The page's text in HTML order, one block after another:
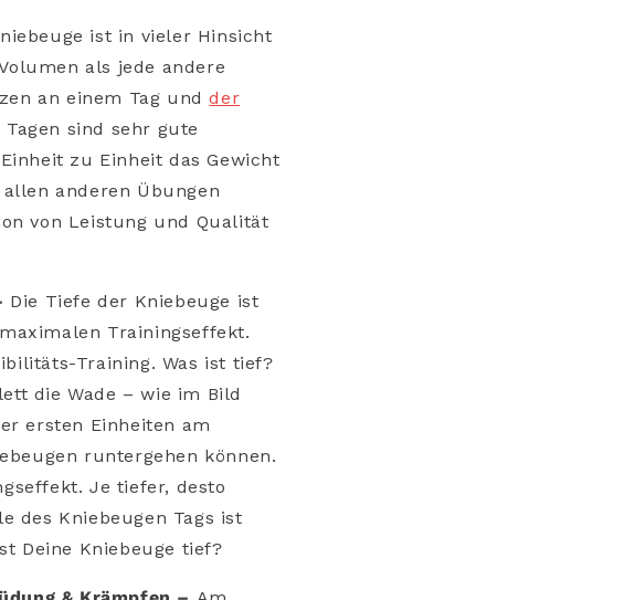
ist in vieler Hinsicht
als jede andere
an einem Tag undder
sind sehr gute
zu Einheit das Gewicht
anderen Übungen
von Leistung und Qualität
Die Tiefe der Kniebeuge ist
Trainingseffekt.
Training. Was ist tief?
die Wade – wie im Bild
ersten Einheiten am
runtergehen können.
Je tiefer, desto
des Kniebeugen Tags ist
Deine Kniebeuge tief?